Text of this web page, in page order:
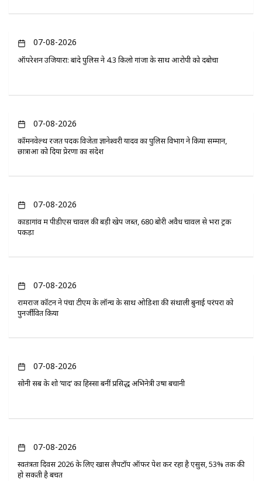
07-08-2026
ऑपरेशन उजियारा: बांदे पुलिस ने 4.3 किलो गांजा के साथ आरोपी को दबोचा
07-08-2026
कॉमनवेल्थ रजत पदक विजेता ज्ञानेश्वरी यादव का पुलिस विभाग ने किया सम्मान,
छात्राओं को दिया प्रेरणा का संदेश
07-08-2026
कोंडागांव में पीडीएस चावल की बड़ी खेप जब्त, 680 बोरी अवैध चावल से भरा ट्रक
पकड़ा
07-08-2026
रामराज कॉटन ने पंचा टीएम के लॉन्च के साथ ओडिशा की संथाली बुनाई परंपरा को
पुनर्जीवित किया
07-08-2026
सोनी सब के शो ‘यादें’ का हिस्सा बनीं प्रसिद्ध अभिनेत्री उषा बचानी
07-08-2026
स्वतंत्रता दिवस 2026 के लिए खास लैपटॉप ऑफर पेश कर रहा है एसुस, 53% तक की
हो सकती है बचत